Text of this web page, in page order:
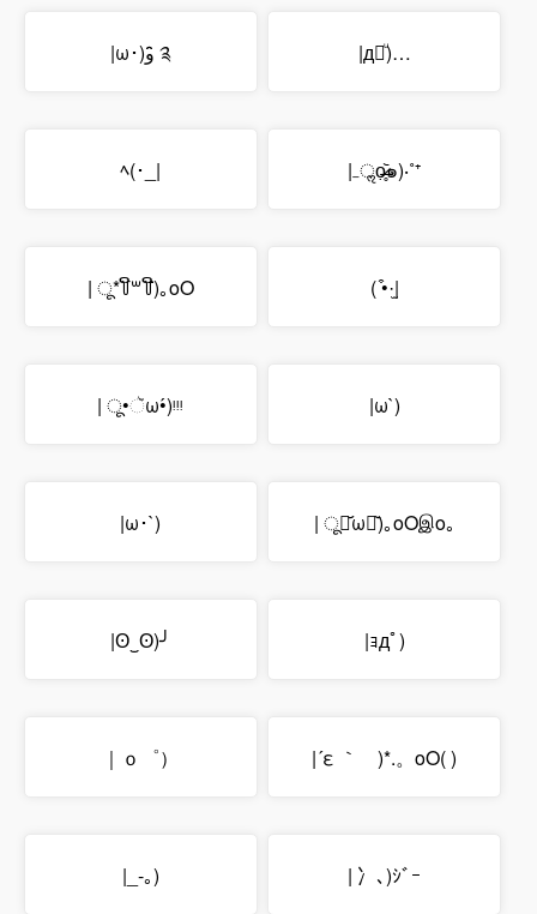
|ω･)و ̑̑༉ |д꒪ͧ)…
ﾍ(･_| |₋ॢọ̶̶̷̥᷅๑)‧˚⁺
| ू*꒦ິ꒳꒦ີ)｡oO ( ͒•·̫|
| ू•ૅω•́)ᵎᵎᵎ |ω`)
|ω･`) | ू･᷄ω･᷅)｡oOஇo｡
|ʘ‿ʘ)╯ |ｮдﾟ)
｜ｏ゜） |´ε ｀ゞ)*.。oO( )
|_-｡) | 冫､)ｼﾞｰ